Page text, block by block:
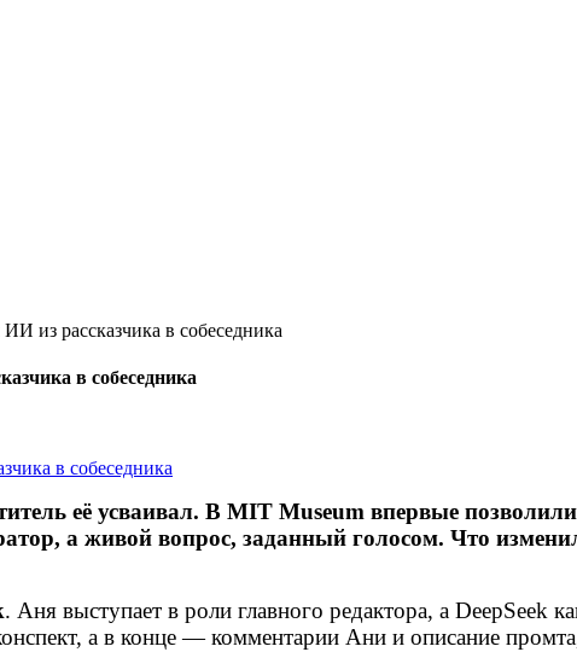
из рассказчика в собеседника
в собеседника
её усваивал. В MIT Museum впервые
а живой вопрос, заданный голосом. Что
. Аня выступает в роли главного редактора, а DeepSeek
а в конце — комментарии Ани и описание